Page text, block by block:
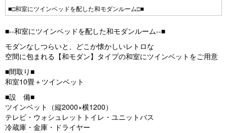
■□和室にツインベッドを配した和モダンルーム□■
■--和室にツインベッドを配した和モダンルーム--■
モダンなしつらいと、どこか懐かしいレトロな
空間に包まれる【和モダン】タイプの和室にツインベットをご用意
■間取り■
和室10畳＋ツインベット
■設 備■
ツインベット（縦2000×横1200）
テレビ・ウォシュレットトイレ・ユニットバス
冷蔵庫・金庫・ドライヤー